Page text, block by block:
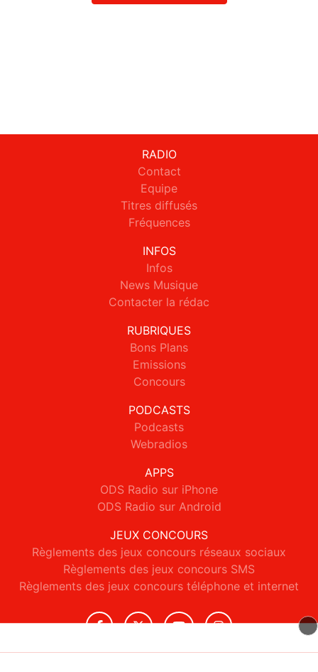
RADIO
Contact
Equipe
Titres diffusés
Fréquences
INFOS
Infos
News Musique
Contacter la rédac
RUBRIQUES
Bons Plans
Emissions
Concours
PODCASTS
Podcasts
Webradios
APPS
ODS Radio sur iPhone
ODS Radio sur Android
JEUX CONCOURS
Règlements des jeux concours réseaux sociaux
Règlements des jeux concours SMS
Règlements des jeux concours téléphone et internet